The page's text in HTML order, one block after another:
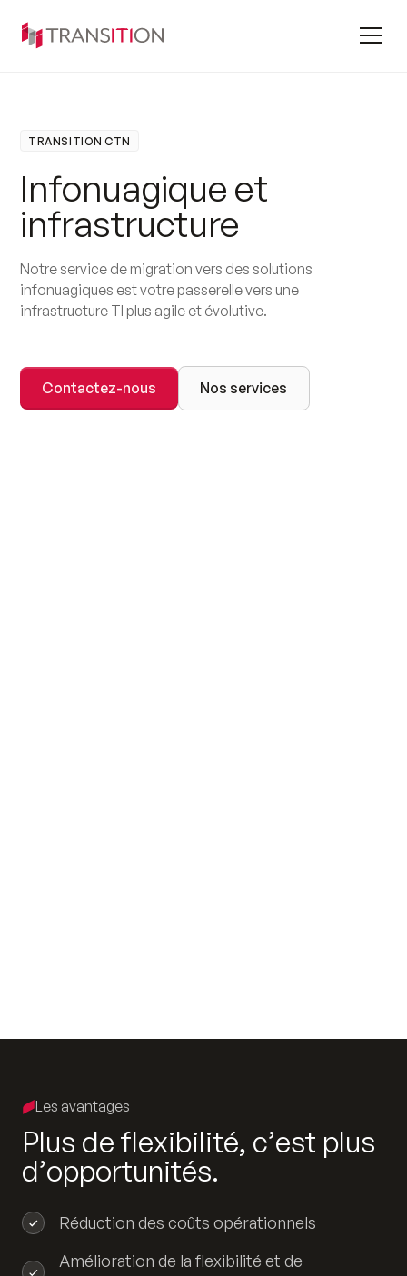
TRANSITION CTN
Infonuagique et
infrastructure
Notre service de migration vers des solutions
infonuagiques est votre passerelle vers une
infrastructure TI plus agile et évolutive.
Contactez-nous Nos services
Les avantages
Plus de flexibilité, c’est plus
d’opportunités.
Réduction des coûts opérationnels
Amélioration de la flexibilité et de